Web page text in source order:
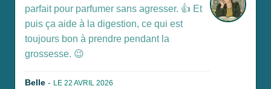
parfait pour parfumer sans agresser. 👍 Et
puis ça aide à la digestion, ce qui est
toujours bon à prendre pendant la
grossesse. 😉
Belle - LE 22 AVRIL 2026